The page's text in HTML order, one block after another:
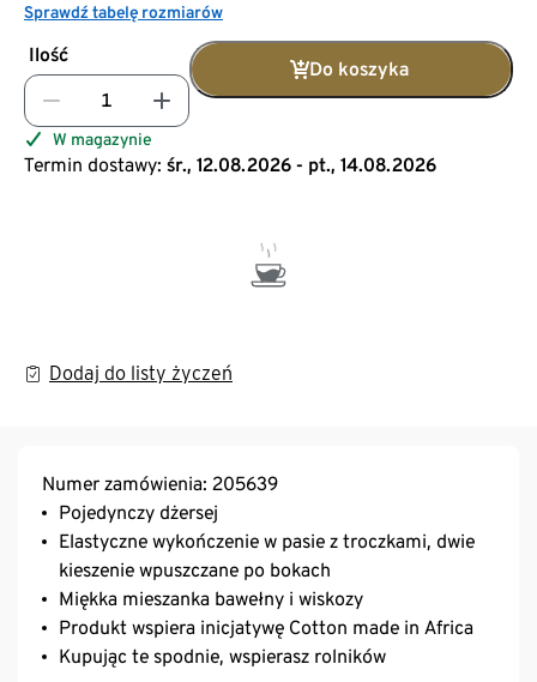
Sprawdź tabelę rozmiarów
Ilość
Do koszyka
W magazynie
Termin dostawy: śr., 12.08.2026 - pt., 14.08.2026
Dodaj do listy życzeń
Numer zamówienia: 205639
Pojedynczy dżersej
Elastyczne wykończenie w pasie z troczkami, dwie
kieszenie wpuszczane po bokach
Miękka mieszanka bawełny i wiskozy
Produkt wspiera inicjatywę Cotton made in Africa
Kupując te spodnie, wspierasz rolników